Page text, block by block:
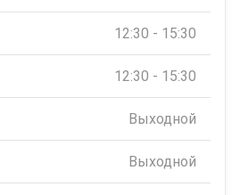
12:30 - 15:30
12:30 - 15:30
Выходной
Выходной